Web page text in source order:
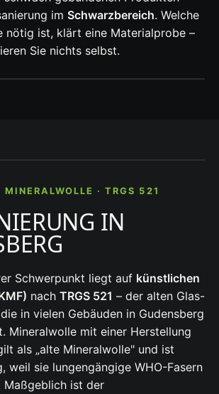
im Schwarzbereich. Welche
nötig ist, klärt eine Materialprobe –
Sie nichts selbst.
· TRGS 521
IN
Schwerpunkt liegt auf künstlichen
nach TRGS 521 – der alten Glas-
in vielen Gebäuden in Gudensberg
Mineralwolle mit einer Herstellung
als „alte Mineralwolle" und ist
weil sie lungengängige WHO-Fasern
Maßgeblich ist der